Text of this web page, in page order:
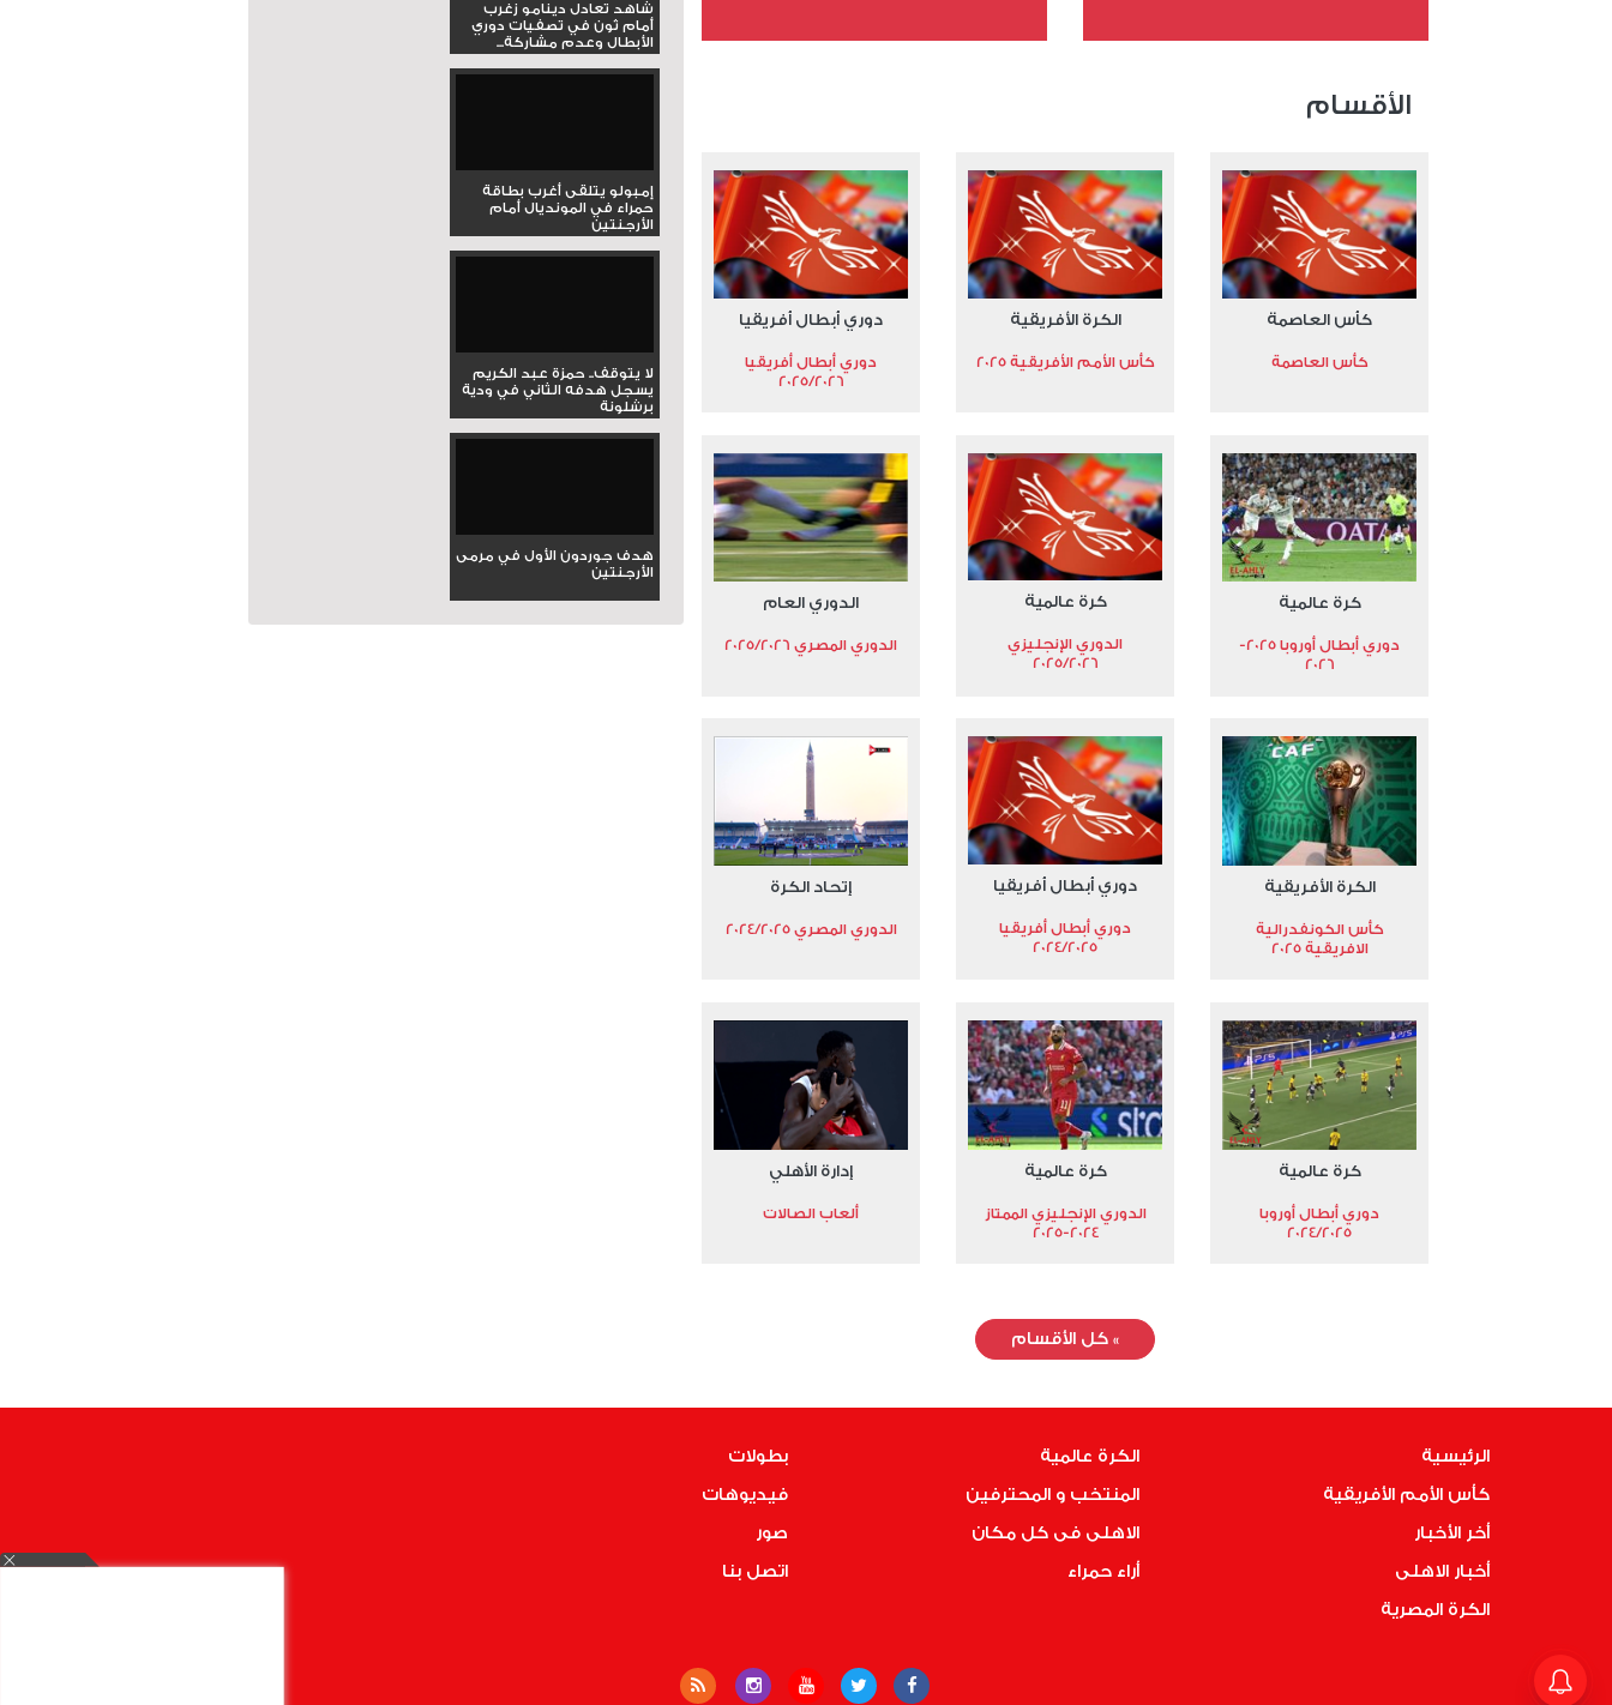
الأقسام
كأس العاصمة
كأس العاصمة
الكرة الأفريقية
كأس الأمم الأفريقية 2025
دوري أبطال أفريقيا
دوري أبطال أفريقيا
2025/2026
كرة عالمية
دوري أبطال أوروبا 2025-
2026
كرة عالمية
الدوري الإنجليزي
2025/2026
الدوري العام
الدوري المصري 2025/2026
الكرة الأفريقية
كأس الكونفدرالية
الافريقية 2025
دوري أبطال أفريقيا
دوري أبطال أفريقيا
2024/2025
إتحاد الكرة
الدوري المصري 2024/2025
كرة عالمية
دوري أبطال أوروبا
2024/2025
كرة عالمية
الدوري الإنجليزي الممتاز
2024-2025
إدارة الأهلي
ألعاب الصالات
»كل الأقسام
شاهد تعادل دينامو زغرب
أمام ثون في تصفيات دوري
الأبطال وعدم مشاركة...
إمبولو يتلقى أغرب بطاقة
حمراء في المونديال أمام
الأرجنتين
لا يتوقف.. حمزة عبد الكريم
يسجل هدفه الثاني في ودية
برشلونة
هدف جوردون الأول في مرمى
الأرجنتين
الرئيسية
كأس الأمم الأفريقية
أخر الأخبار
أخبار الاهلى
الكرة المصرية
الكرة عالمية
المنتخب و المحترفين
الاهلى فى كل مكان
أراء حمراء
بطولات
فيديوهات
صور
اتصل بنا